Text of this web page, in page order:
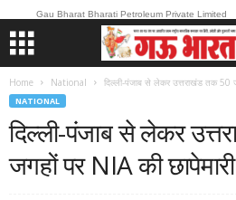
Gau Bharat Bharati Petroleum Private Limited
Home National दिल्ली-पंजाब से लेकर उत्तराखंड तक 50
NATIONAL
दिल्ली-पंजाब से लेकर
जगहों पर NIA की छापेमारी